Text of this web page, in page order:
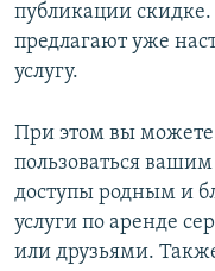
публикации
предлагают уже
услугу.
При этом вы можете
пользоваться
доступы родным и
услуги по аренде
или друзьями.